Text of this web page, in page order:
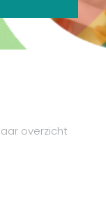
overzicht